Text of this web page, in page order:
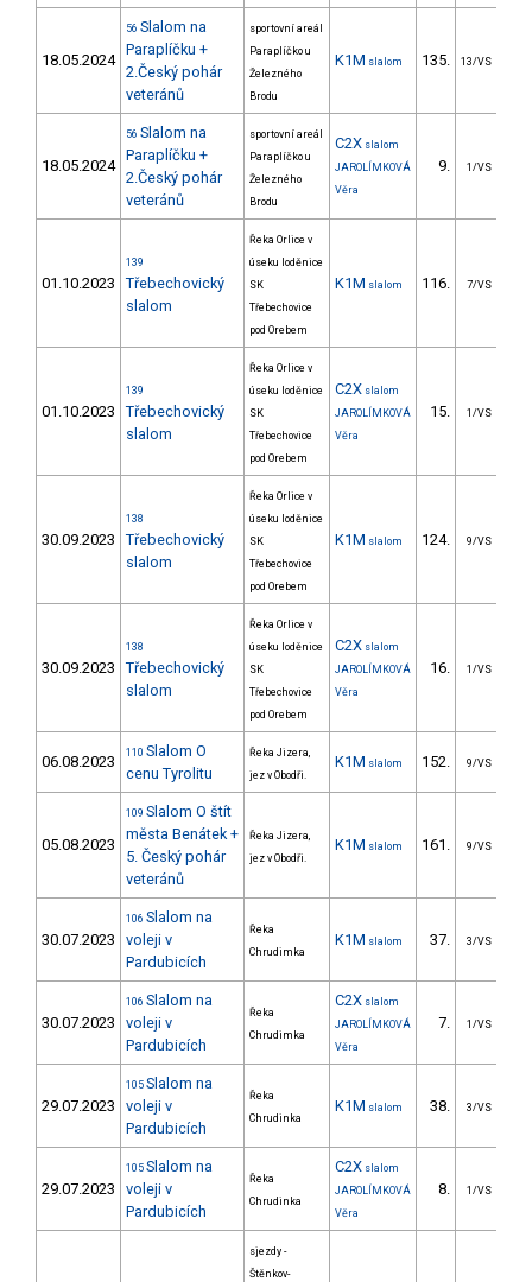
18.05.2024
56 Slalom na
Paraplíčku +
2.Český pohár
veteránů
sportovní areál
Paraplíčko u
Železného
Brodu
K1M slalom 135. 13/VS
18.05.2024
56 Slalom na
Paraplíčku +
2.Český pohár
veteránů
sportovní areál
Paraplíčko u
Železného
Brodu
C2X slalom
JAROLÍMKOVÁ
Věra
9. 1/VS
01.10.2023
139
Třebechovický
slalom
Řeka Orlice v
úseku loděnice
SK
Třebechovice
pod Orebem
K1M slalom 116. 7/VS
01.10.2023
139
Třebechovický
slalom
Řeka Orlice v
úseku loděnice
SK
Třebechovice
pod Orebem
C2X slalom
JAROLÍMKOVÁ
Věra
15. 1/VS
30.09.2023
138
Třebechovický
slalom
Řeka Orlice v
úseku loděnice
SK
Třebechovice
pod Orebem
K1M slalom 124. 9/VS
30.09.2023
138
Třebechovický
slalom
Řeka Orlice v
úseku loděnice
SK
Třebechovice
pod Orebem
C2X slalom
JAROLÍMKOVÁ
Věra
16. 1/VS
06.08.2023 110 Slalom O
cenu Tyrolitu
Řeka Jizera,
jez v Obodři.
K1M slalom 152. 9/VS
05.08.2023
109 Slalom O štít
města Benátek +
5. Český pohár
veteránů
Řeka Jizera,
jez v Obodři.
K1M slalom 161. 9/VS
30.07.2023
106 Slalom na
voleji v
Pardubicích
Řeka
Chrudimka
K1M slalom 37. 3/VS
30.07.2023
106 Slalom na
voleji v
Pardubicích
Řeka
Chrudimka
C2X slalom
JAROLÍMKOVÁ
Věra
7. 1/VS
29.07.2023
105 Slalom na
voleji v
Pardubicích
Řeka
Chrudinka
K1M slalom 38. 3/VS
29.07.2023
105 Slalom na
voleji v
Pardubicích
Řeka
Chrudinka
C2X slalom
JAROLÍMKOVÁ
Věra
8. 1/VS
sjezdy -
Štěnkov-